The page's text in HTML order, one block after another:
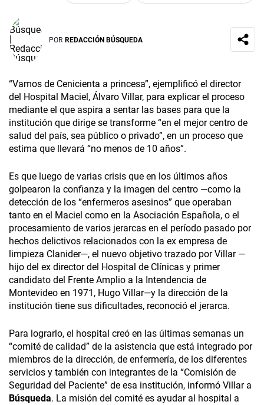
POR REDACCIÓN BÚSQUEDA
“Vamos de Cenicienta a princesa”, ejemplificó el director
del Hospital Maciel, Álvaro Villar, para explicar el proceso
mediante el que aspira a sentar las bases para que la
institución que dirige se transforme “en el mejor centro de
salud del país, sea público o privado”, en un proceso que
estima que llevará “no menos de 10 años”.
Es que luego de varias crisis que en los últimos años
golpearon la confianza y la imagen del centro —como la
detección de los “enfermeros asesinos” que operaban
tanto en el Maciel como en la Asociación Española, o el
procesamiento de varios jerarcas en el período pasado por
hechos delictivos relacionados con la ex empresa de
limpieza Clanider—, el nuevo objetivo trazado por Villar —
hijo del ex director del Hospital de Clínicas y primer
candidato del Frente Amplio a la Intendencia de
Montevideo en 1971, Hugo Villar—y la dirección de la
institución tiene sus dificultades, reconoció el jerarca.
Para lograrlo, el hospital creó en las últimas semanas un
“comité de calidad” de la asistencia que está integrado por
miembros de la dirección, de enfermería, de los diferentes
servicios y también con integrantes de la “Comisión de
Seguridad del Paciente” de esa institución, informó Villar a
Búsqueda. La misión del comité es ayudar al hospital a